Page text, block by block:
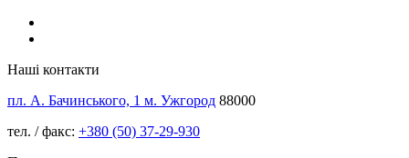
Наші контакти
пл. А. Бачинського, 1 м. Ужгород 88000
тел. / факс: +380 (50) 37-29-930